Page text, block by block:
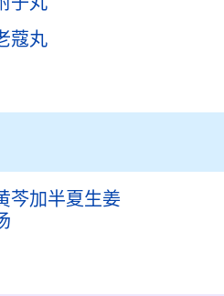
蔻丸
芩加半夏生姜